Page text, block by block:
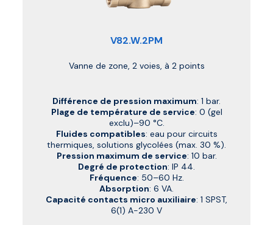
V82.W.2PM
Vanne de zone, 2 voies, à 2 points
Différence de pression maximum: 1 bar.
Plage de température de service: 0 (gel
exclu)–90 °C.
Fluides compatibles: eau pour circuits
thermiques, solutions glycolées (max. 30 %).
Pression maximum de service: 10 bar.
Degré de protection: IP 44.
Fréquence: 50–60 Hz.
Absorption: 6 VA.
Capacité contacts micro auxiliaire: 1 SPST,
6(1) A-230 V